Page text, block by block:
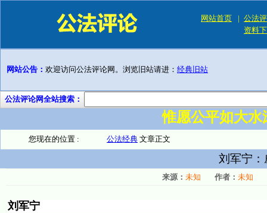
网站首页 | 公法
资料
网站公告： 欢迎访问公法评论网。浏览旧站请进： 经典旧站
公法评论网全站搜索：
惟愿公平如大
您现在的位置 : 公法经典 文章正文
刘军宁
来源： 未知 作者： 未知
刘军宁